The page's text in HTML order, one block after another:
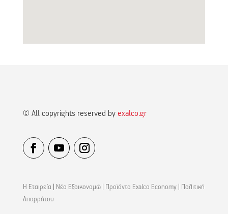
© All copyrights reserved by exalco.gr
Η Εταιρεία Νέο Εξοικονομώ| Προϊόντα Exalco Economy| Πολιτική
Απορρήτου